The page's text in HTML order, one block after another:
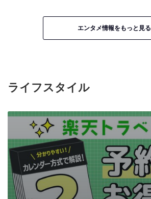
エンタメ情報をもっと見る
ライフスタイル